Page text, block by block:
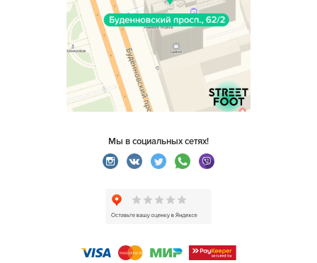
Мы в социальных сетях!